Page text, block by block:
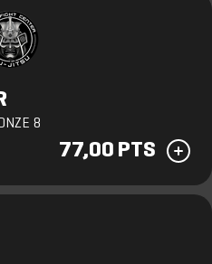
8
77,00 PTS